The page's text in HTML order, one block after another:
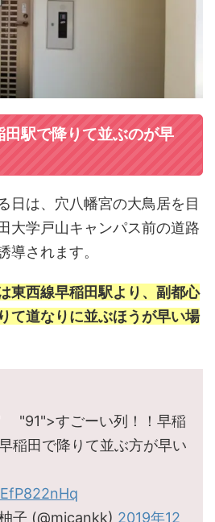
田駅で降りて並ぶのが早
日は、穴八幡宮の大鳥居を目
大学戸山キャンパス前の道路
導されます。
東西線早稲田駅より、副都心
て道なりに並ぶほうが早い場
すごーい列！！早稲
稲田で降りて並ぶ方が早い
子 (@micankk) 2019年12